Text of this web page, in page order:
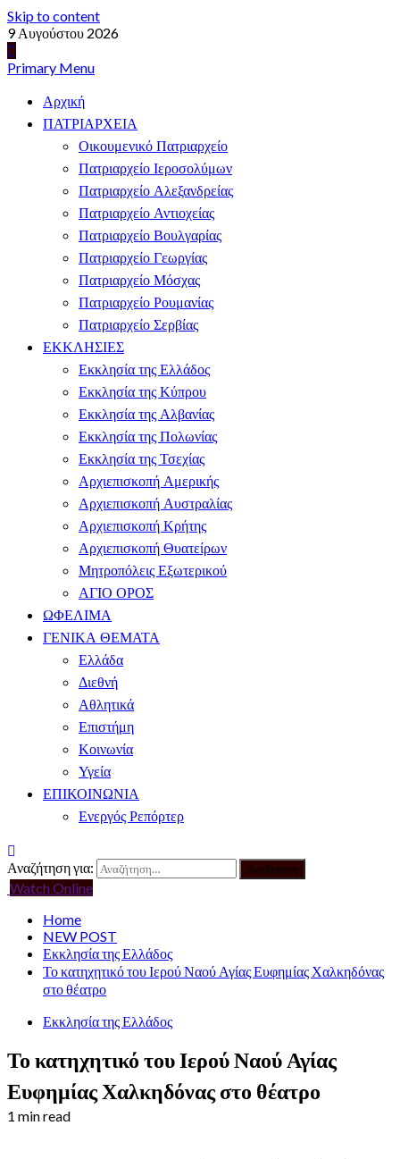
Skip to content
9 Αυγούστου 2026
Primary Menu
Αρχική
ΠΑΤΡΙΑΡΧΕΙΑ
Οικουμενικό Πατριαρχείο
Πατριαρχείο Ιεροσολύμων
Πατριαρχείο Αλεξανδρείας
Πατριαρχείο Αντιοχείας
Πατριαρχείο Βουλγαρίας
Πατριαρχείο Γεωργίας
Πατριαρχείο Μόσχας
Πατριαρχείο Ρουμανίας
Πατριαρχείο Σερβίας
ΕΚΚΛΗΣΙΕΣ
Εκκλησία της Ελλάδος
Εκκλησία της Κύπρου
Εκκλησία της Αλβανίας
Εκκλησία της Πολωνίας
Εκκλησία της Τσεχίας
Αρχιεπισκοπή Αμερικής
Αρχιεπισκοπή Αυστραλίας
Αρχιεπισκοπή Κρήτης
Αρχιεπισκοπή Θυατείρων
Μητροπόλεις Εξωτερικού
ΑΓΙΟ ΟΡΟΣ
ΩΦΕΛΙΜΑ
ΓΕΝΙΚΑ ΘΕΜΑΤΑ
Ελλάδα
Διεθνή
Αθλητικά
Επιστήμη
Κοινωνία
Υγεία
ΕΠΙΚΟΙΝΩΝΙΑ
Ενεργός Ρεπόρτερ
Αναζήτηση για:
Watch Online
Home
NEW POST
Εκκλησία της Ελλάδος
Το κατηχητικό του Ιερού Ναού Αγίας Ευφημίας Χαλκηδόνας
στο θέατρο
Εκκλησία της Ελλάδος
Το κατηχητικό του Ιερού Ναού Αγίας
Ευφημίας Χαλκηδόνας στο θέατρο
1 min read